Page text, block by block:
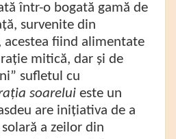
într-o bogată gamă de
survenite din
acestea fiind alimentate
mitică, dar și de
sufletul cu
soarelui este un
are inițiativa de a
a zeilor din